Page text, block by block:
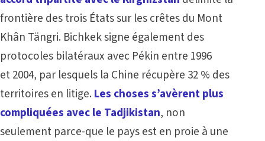
frontière des trois États sur les crêtes du Mont
Khân Tängri. Bichkek signe également des
protocoles bilatéraux avec Pékin entre 1996
et 2004, par lesquels la Chine récupère 32 % des
territoires en litige. Les choses s’avèrent plus
compliquées avec le Tadjikistan, non
seulement parce-que le pays est en proie à une